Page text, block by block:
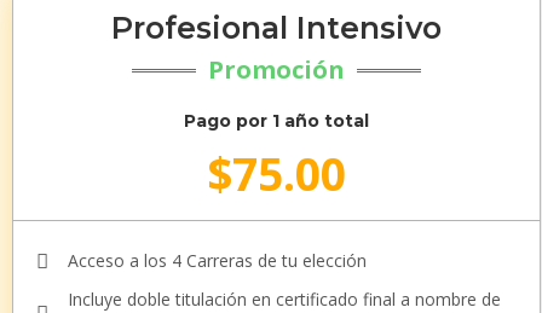
Profesional Intensivo
Promoción
Pago por 1 año total
$75.00
Acceso a los 4 Carreras de tu elección
Incluye doble titulación en certificado final a nombre de